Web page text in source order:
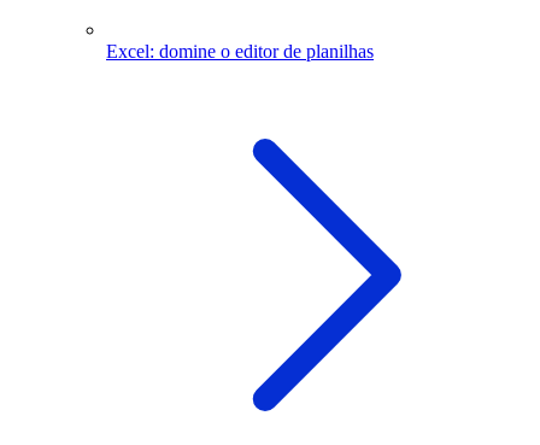
Excel: domine o editor de planilhas